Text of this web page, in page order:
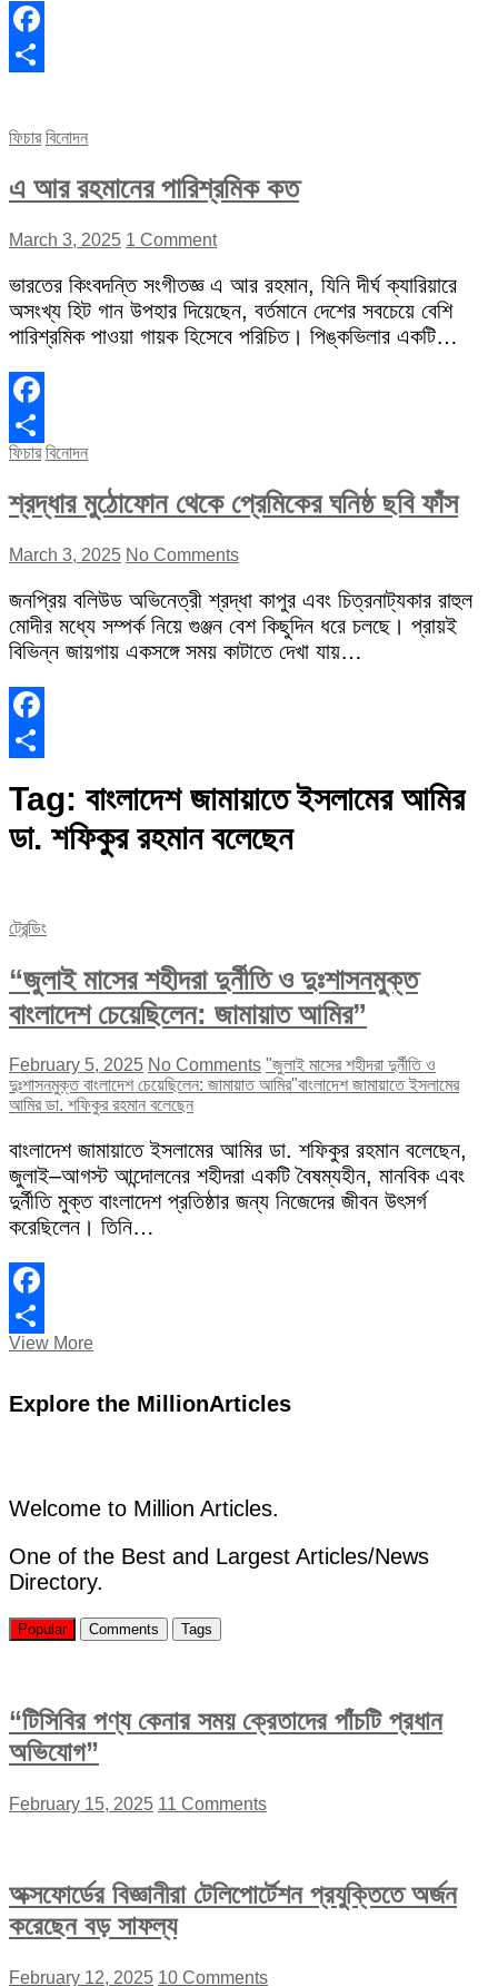
Facebook
ফিচার বিনোদন
এ আর রহমানের পারিশ্রমিক কত
March 3, 2025 1 Comment
ভারতের কিংবদন্তি সংগীতজ্ঞ এ আর রহমান, যিনি দীর্ঘ ক্যারিয়ারে
অসংখ্য হিট গান উপহার দিয়েছেন, বর্তমানে দেশের সবচেয়ে বেশি
পারিশ্রমিক পাওয়া গায়ক হিসেবে পরিচিত। পিঙ্কভিলার একটি…
Facebook
Share
ফিচার বিনোদন
শ্রদ্ধার মুঠোফোন থেকে প্রেমিকের ঘনিষ্ঠ ছবি ফাঁস
March 3, 2025 No Comments
জনপ্রিয় বলিউড অভিনেত্রী শ্রদ্ধা কাপুর এবং চিত্রনাট্যকার রাহুল
মোদীর মধ্যে সম্পর্ক নিয়ে গুঞ্জন বেশ কিছুদিন ধরে চলছে। প্রায়ই
বিভিন্ন জায়গায় একসঙ্গে সময় কাটাতে দেখা যায়…
Facebook
Tag: বাংলাদেশ জামায়াতে ইসলামের আমির
ডা. শফিকুর রহমান বলেছেন
ট্রেন্ডিং
“জুলাই মাসের শহীদরা দুর্নীতি ও দুঃশাসনমুক্ত
বাংলাদেশ চেয়েছিলেন: জামায়াত আমির”
February 5, 2025 No Comments "জুলাই মাসের শহীদরা দুর্নীতি ও
দুঃশাসনমুক্ত বাংলাদেশ চেয়েছিলেন: জামায়াত আমির"বাংলাদেশ জামায়াতে ইসলামের
আমির ডা. শফিকুর রহমান বলেছেন
বাংলাদেশ জামায়াতে ইসলামের আমির ডা. শফিকুর রহমান বলেছেন,
জুলাই–আগস্ট আন্দোলনের শহীদরা একটি বৈষম্যহীন, মানবিক এবং
দুর্নীতি মুক্ত বাংলাদেশ প্রতিষ্ঠার জন্য নিজেদের জীবন উৎসর্গ
করেছিলেন। তিনি…
Facebook
Share
View More“জুলাই
দুর্নীতি
জামায়াত
আমির”
Explore the MillionArticles
Welcome to Million Articles.
One of the Best and Largest Articles/News
Directory.
Popular Comments Tags
“টিসিবির পণ্য কেনার সময় ক্রেতাদের পাঁচটি প্রধান
অভিযোগ”
February 15, 2025 11 Comments
অক্সফোর্ডের বিজ্ঞানীরা টেলিপোর্টেশন প্রযুক্তিতে অর্জন
করেছেন বড় সাফল্য
February 12, 2025 10 Comments